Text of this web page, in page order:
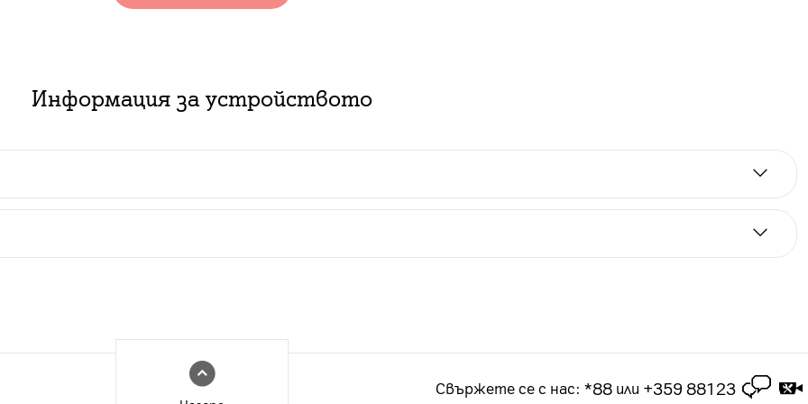
Информация за устройството
на нов абонамент за съответния тарифен план за срок от 2 години. Цените на лизинг са за
със срок от 2 или 3 години в комбинация с нов 2-годишен абонамент за посочения тарифен план.
за нови и за настоящи абонати с изтекъл или изтичащ в рамките на 3 месеца срок на абонамента
Свържете се с нас: *88 или +359 88123